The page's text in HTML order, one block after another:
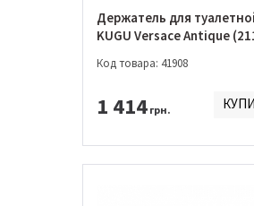
Держатель для
KUGU Versace Antique
Код товара: 41908
1 414 грн.